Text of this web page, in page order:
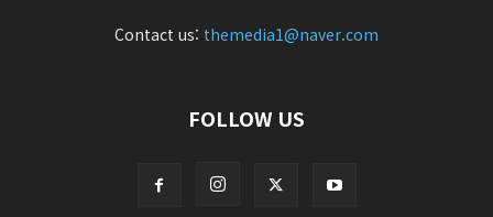
Contact us: themedia1@naver.com
FOLLOW US